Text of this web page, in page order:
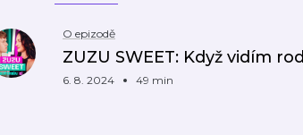
O epizodě
ZUZU SWEET: Když vidím
6. 8. 2024 49 min